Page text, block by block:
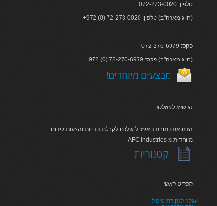
טלפון: 072-273-0020
+972 (0) 72-273-0020 :חיוג מארה"ב) טלפון)
פקס: 072-276-6979
+972 (0) 72-276-6979 :חיוג מארה"ב) פקס)
!מבצעים מיוחדים
הרשמו לניוזלטר
הזינו את כתובת האימייל שלכם לקבלת הנחות והצעות קידום
AFC Industries מיוחדות מ
קטגוריות
תפריט ראשי
עגלה לנקודת טיפול